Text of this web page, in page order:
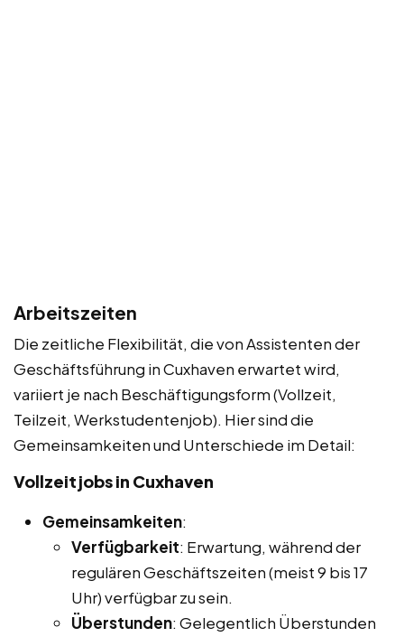
Arbeitszeiten
Die zeitliche Flexibilität, die von Assistenten der
Geschäftsführung in Cuxhaven erwartet wird,
variiert je nach Beschäftigungsform (Vollzeit,
Teilzeit, Werkstudentenjob). Hier sind die
Gemeinsamkeiten und Unterschiede im Detail:
Vollzeitjobs in Cuxhaven
Gemeinsamkeiten:
Verfügbarkeit: Erwartung, während der
regulären Geschäftszeiten (meist 9 bis 17
Uhr) verfügbar zu sein.
Überstunden: Gelegentlich Überstunden